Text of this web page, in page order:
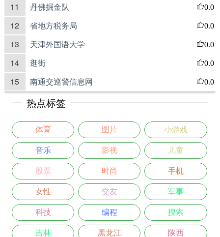
11 丹佛掘金队 0.0
12 省地方税务局 0.0
13 天津外国语大学 0.0
14 逛街 0.0
15 南通交巡警信息网 0.0
热点标签
体育 图片 小游戏
音乐 影视 儿童
股票 时尚 手机
女性 交友 军事
科技 编程 搜索
吉林 黑龙江 陕西